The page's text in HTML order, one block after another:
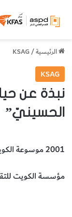
الرئيسية/
KSAG
KSAG
نبذة عن
الحسينيّ”
2001 موسوعة الكويت العلمية الجزء الثاني عشر
مؤسسة الكويت